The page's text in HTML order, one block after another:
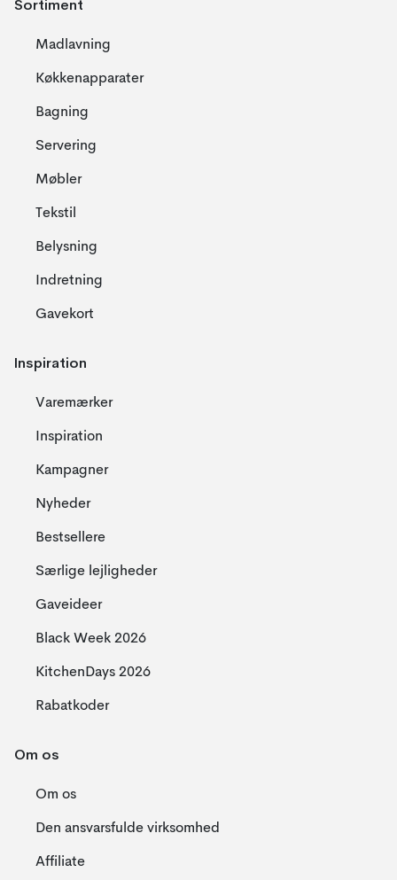
Sortiment
Madlavning
Køkkenapparater
Bagning
Servering
Møbler
Tekstil
Belysning
Indretning
Gavekort
Inspiration
Varemærker
Inspiration
Kampagner
Nyheder
Bestsellere
Særlige lejligheder
Gaveideer
Black Week 2026
KitchenDays 2026
Rabatkoder
Om os
Om os
Den ansvarsfulde virksomhed
Affiliate